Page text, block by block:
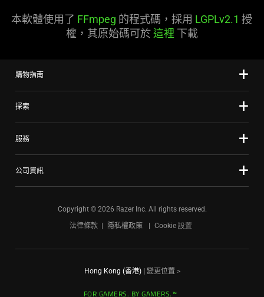
本軟體使用了 FFmpeg 的程式碼，採用 LGPLv2.1 授
權，其原始碼可於這裡 下載
購物指南
探索
服務
公司資訊
Copyright © 2026 Razer Inc. All rights reserved.
法律條款
隱私權政策 Cookie 設置
Hong Kong (香港)| 變更位置 >
FOR GAMERS. BY GAMERS.™